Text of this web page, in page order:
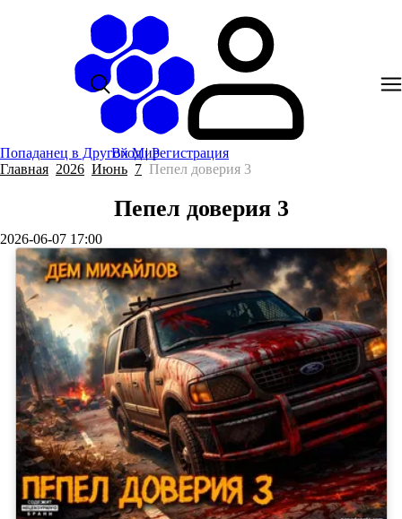
Попаданец в Другой Мир
Вход|Регистрация
Главная 2026 Июнь 7 Пепел доверия 3
Пепел доверия 3
2026-06-07 17:00